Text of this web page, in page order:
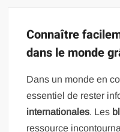
Connaître
dans le monde
Dans un monde en
essentiel de rester
internationales. Les
ressource